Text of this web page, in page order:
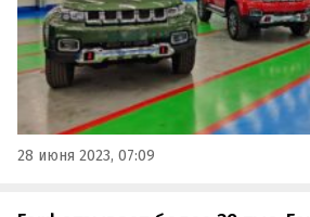
28 июня 2023, 07:09